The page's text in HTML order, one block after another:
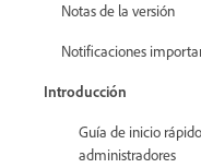
Notas de la versión
Notificaciones
Introducción
Guía de inicio
administradores